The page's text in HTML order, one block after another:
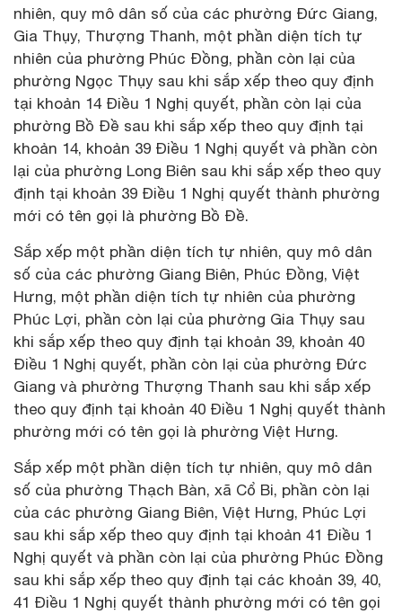
nhiên, quy mô dân số của các phường Đức Giang,
Gia Thụy, Thượng Thanh, một phần diện tích tự
nhiên của phường Phúc Đồng, phần còn lại của
phường Ngọc Thụy sau khi sắp xếp theo quy định
tại khoản 14 Điều 1 Nghị quyết, phần còn lại của
phường Bồ Đề sau khi sắp xếp theo quy định tại
khoản 14, khoản 39 Điều 1 Nghị quyết và phần còn
lại của phường Long Biên sau khi sắp xếp theo quy
định tại khoản 39 Điều 1 Nghị quyết thành phường
mới có tên gọi là phường Bồ Đề.
Sắp xếp một phần diện tích tự nhiên, quy mô dân
số của các phường Giang Biên, Phúc Đồng, Việt
Hưng, một phần diện tích tự nhiên của phường
Phúc Lợi, phần còn lại của phường Gia Thụy sau
khi sắp xếp theo quy định tại khoản 39, khoản 40
Điều 1 Nghị quyết, phần còn lại của phường Đức
Giang và phường Thượng Thanh sau khi sắp xếp
theo quy định tại khoản 40 Điều 1 Nghị quyết thành
phường mới có tên gọi là phường Việt Hưng.
Sắp xếp một phần diện tích tự nhiên, quy mô dân
số của phường Thạch Bàn, xã Cổ Bi, phần còn lại
của các phường Giang Biên, Việt Hưng, Phúc Lợi
sau khi sắp xếp theo quy định tại khoản 41 Điều 1
Nghị quyết và phần còn lại của phường Phúc Đồng
sau khi sắp xếp theo quy định tại các khoản 39, 40,
41 Điều 1 Nghị quyết thành phường mới có tên gọi